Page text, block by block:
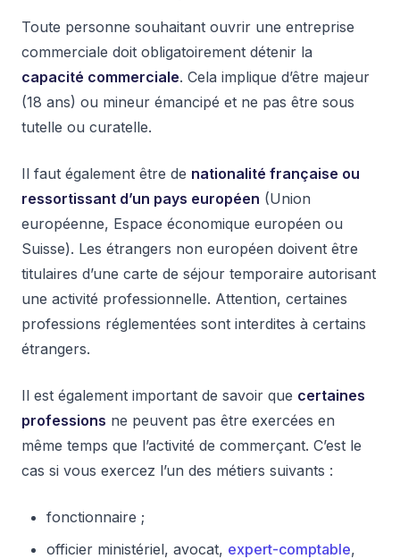
Toute personne souhaitant ouvrir une entreprise
commerciale doit obligatoirement détenir la
capacité commerciale. Cela implique d’être majeur
(18 ans) ou mineur émancipé et ne pas être sous
tutelle ou curatelle.
Il faut également être de nationalité française ou
ressortissant d’un pays européen (Union
européenne, Espace économique européen ou
Suisse). Les étrangers non européen doivent être
titulaires d’une carte de séjour temporaire autorisant
une activité professionnelle. Attention, certaines
professions réglementées sont interdites à certains
étrangers.
Il est également important de savoir que certaines
professions ne peuvent pas être exercées en
même temps que l’activité de commerçant. C’est le
cas si vous exercez l’un des métiers suivants :
fonctionnaire ;
officier ministériel, avocat, expert-comptable,